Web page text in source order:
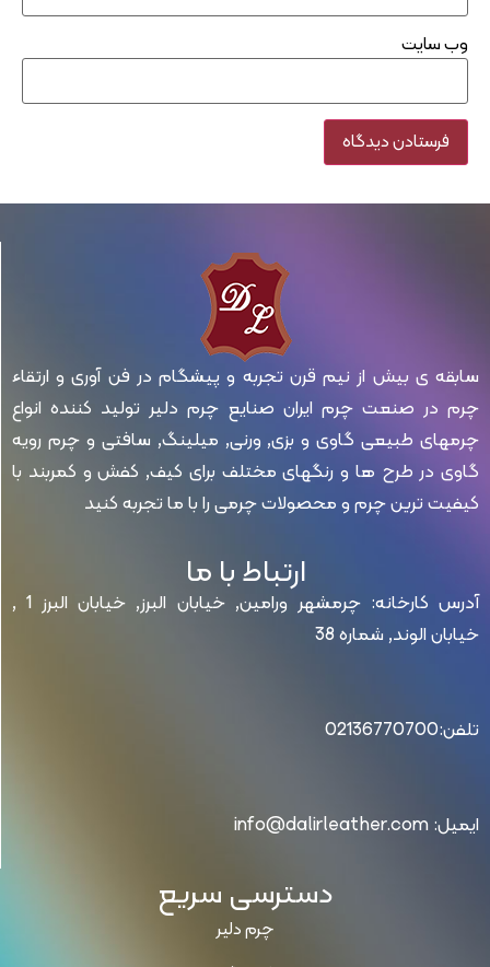
وب‌ سایت
سابقه ی بیش از نیم قرن تجربه و پیشگام در فن آوری و ارتقاء
چرم در صنعت چرم ایران صنایع چرم دلیر تولید کننده انواع
چرمهای طبیعی گاوی و بزی, ورنی, میلینگ, سافتی و چرم رویه
گاوی در طرح ها و رنگهای مختلف برای کیف, کفش و کمربند با
کیفیت ترین چرم و محصولات چرمی را با ما تجربه کنید
ارتباط با ما
آدرس کارخانه: چرمشهر ورامین, خیابان البرز, خیابان البرز 1 ,
خیابان الوند, شماره 38
تلفن:02136770700
ایمیل: info@dalirleather.com
دسترسی سریع
چرم دلیر